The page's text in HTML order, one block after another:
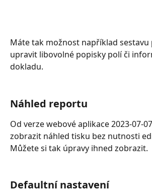
Máte tak možnost například sestavu
upravit libovolné popisky polí či
dokladu.
Náhled reportu
Od verze webové aplikace 2023-07-
zobrazit náhled tisku bez nutnosti
Můžete si tak úpravy ihned zobrazit.
Defaultní nastavení